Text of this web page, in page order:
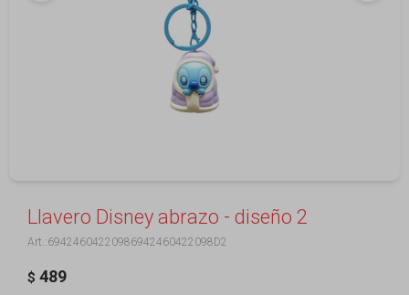
Llavero Disney abrazo - diseño 2
69424604220986942460422098D2
$ 489